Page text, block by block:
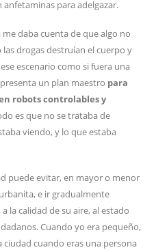
anfetaminas para adelgazar.
daba cuenta de que algo no
drogas destruían el cuerpo y
escenario como si fuera una
un plan maestro para
robots controlables y
es que no se trataba de
viendo, y lo que estaba
puede evitar, en mayor o menor
e ir gradualmente
la calidad de su aire, al estado
Cuando yo era pequeño,
cuando eras una persona